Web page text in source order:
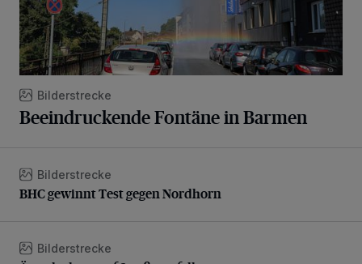
Bilderstrecke
Beeindruckende Fontäne in Barmen
BHC gewinnt Test gegen Nordhorn
Bilderstrecke
BHC gewinnt Test gegen Nordhorn
Äste drohten auf Straße zu fallen
Bilderstrecke